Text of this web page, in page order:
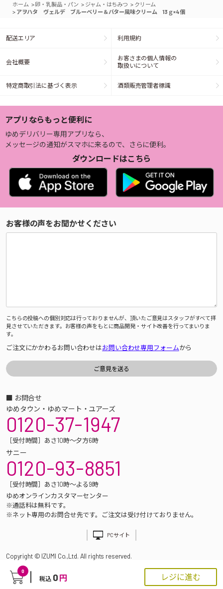
0
税込 0 円 レジに進む
ホーム >卵・乳製品・パン > ジャム・はちみつ > クリーム
> アヲハタ ヴェルデ ブルーベリー＆バター風味クリーム 13ｇ×4個
配送エリア 利用規約
会社概要
お客さまの個人情報の
取扱いについて
特定商取引法に基づく表示 酒類販売管理者標識
アプリならもっと便利に
ゆめデリバリー専用アプリなら、
メッセージの通知がスマホに来るので、さらに便利。
ダウンロードはこちら
お客様の声をお聞かせください
こちらの投稿への個別対応は行っておりませんが、頂いたご意見はスタッフがすべて拝
見させていただきます。お客様の声をもとに商品開発・サイト改善を行ってまいりま
す。
ご注文にかかわるお問い合わせはお問い合わせ専用フォームから
■ お問合せ
ゆめタウン・ゆめマート・ユアーズ
0120-37-1947
［受付時間］あさ10時～夕方6時
サニー
0120-93-8851
［受付時間］あさ10時～よる9時
ゆめオンラインカスタマーセンター
※通話料は無料です。
※ネット専用のお問合せ先です。ご注文は受け付けておりません。
PCサイト
Copyright © IZUMI Co.,Ltd. All rights reserved.